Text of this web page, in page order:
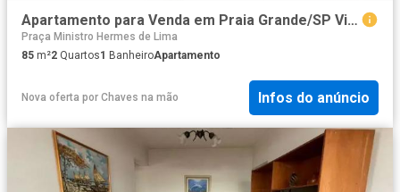
Apartamento para Venda em Praia Grande/SP Vila Caiçara 2 Quartos
Praça Ministro Hermes de Lima
85 m²2 Quartos1 BanheiroApartamento
Nova oferta por Chaves na mão Infos do anúncio